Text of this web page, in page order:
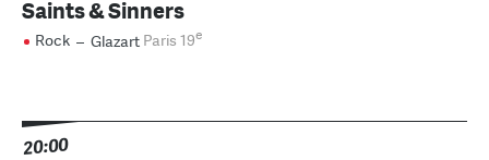
Saints & Sinners
Rock – Glazart Paris 19e
20:00